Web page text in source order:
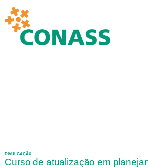
DIVULGAÇÃO
Curso de atualização em